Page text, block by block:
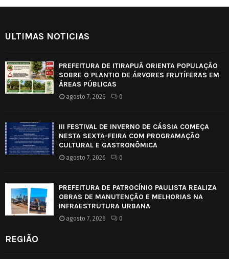
ULTIMAS NOTICIAS
PREFEITURA DE ITIRAPUÃ ORIENTA POPULAÇÃO
SOBRE O PLANTIO DE ÁRVORES FRUTÍFERAS EM
ÁREAS PÚBLICAS
agosto 7, 2026 0
III FESTIVAL DE INVERNO DE CÁSSIA COMEÇA
NESTA SEXTA-FEIRA COM PROGRAMAÇÃO
CULTURAL E GASTRONÔMICA
agosto 7, 2026 0
PREFEITURA DE PATROCÍNIO PAULISTA REALIZA
OBRAS DE MANUTENÇÃO E MELHORIAS NA
INFRAESTRUTURA URBANA
agosto 7, 2026 0
REGIÃO